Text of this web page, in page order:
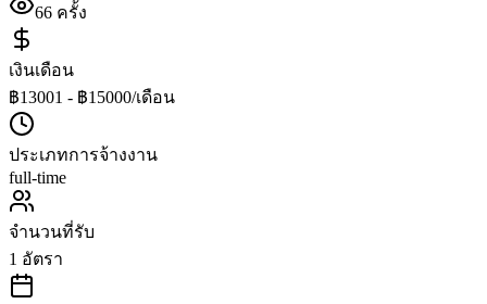
66 ครั้ง
เงินเดือน
฿13001 - ฿15000/เดือน
ประเภทการจ้างงาน
full-time
จำนวนที่รับ
1 อัตรา